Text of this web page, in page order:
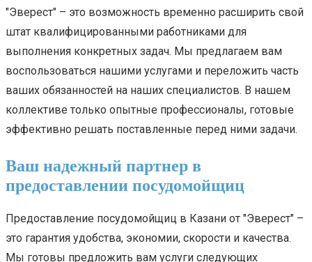
"Эверест" – это возможность временно расширить свой
штат квалифицированными работниками для
выполнения конкретных задач. Мы предлагаем вам
воспользоваться нашими услугами и переложить часть
ваших обязанностей на наших специалистов. В нашем
коллективе только опытные профессионалы, готовые
эффективно решать поставленные перед ними задачи.
Ваш надежный партнер в
предоставлении посудомойщиц
Предоставление посудомойщиц в Казани от "Эверест" –
это гарантия удобства, экономии, скорости и качества.
Мы готовы предложить вам услуги следующих